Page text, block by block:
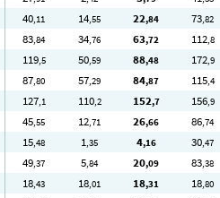
40,11 14,55 22,84 73,82
83,84 34,76 63,72 112,8
119,5 50,59 88,48 172,9
87,80 57,29 84,87 115,4
127,1 110,2 152,7 156,9
45,55 12,71 26,66 86,74
15,48 1,35 4,16 30,47
49,37 5,84 20,09 83,38
18,43 18,01 18,31 18,80